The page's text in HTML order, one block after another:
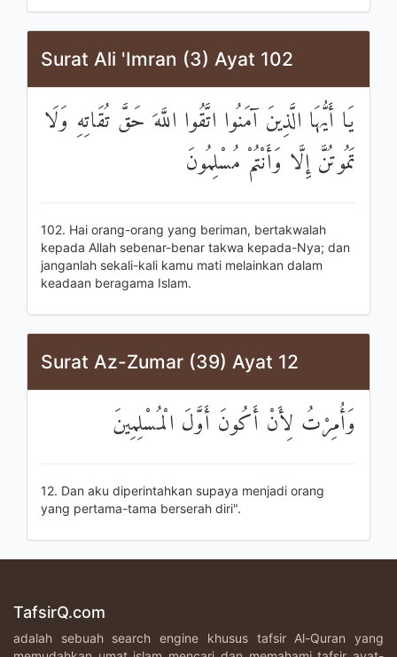
Surat Ali 'Imran (3) Ayat 102
يَا أَيُّهَا الَّذِينَ آمَنُوا اتَّقُوا اللَّهَ حَقَّ تُقَاتِهِ وَلَا
تَمُوتُنَّ إِلَّا وَأَنْتُمْ مُسْلِمُونَ
102. Hai orang-orang yang beriman, bertakwalah
kepada Allah sebenar-benar takwa kepada-Nya; dan
janganlah sekali-kali kamu mati melainkan dalam
keadaan beragama Islam.
Surat Az-Zumar (39) Ayat 12
وَأُمِرْتُ لِأَنْ أَكُونَ أَوَّلَ الْمُسْلِمِينَ
12. Dan aku diperintahkan supaya menjadi orang
yang pertama-tama berserah diri".
TafsirQ.com
adalah sebuah search engine khusus tafsir Al-Quran yang